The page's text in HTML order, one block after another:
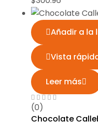
Añadir a la
Vista
Leer más
(0)
Chocolate